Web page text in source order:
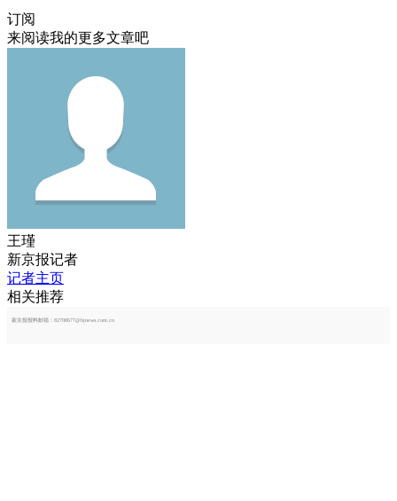
订阅
来阅读我的更多文章吧
王瑾
新京报记者
记者主页
相关推荐
新京报报料邮箱：82708677@bjnews.com.cn